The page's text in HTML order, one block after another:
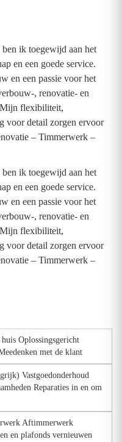
ik toegewijd aan het
en een goede service.
en een passie voor het
, renovatie- en
Mijn flexibiliteit,
voor detail zorgen ervoor
– Timmerwerk –
ik toegewijd aan het
en een goede service.
en een passie voor het
, renovatie- en
Mijn flexibiliteit,
voor detail zorgen ervoor
– Timmerwerk –
Oplossingsgericht
met de klant
Vastgoedonderhoud
Reparaties in en om
Aftimmerwerk
en plafonds vernieuwen